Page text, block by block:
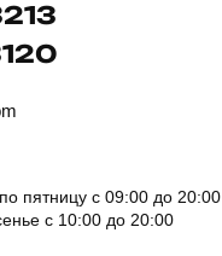
пятницу с 09:00 до 20:00
с 10:00 до 20:00